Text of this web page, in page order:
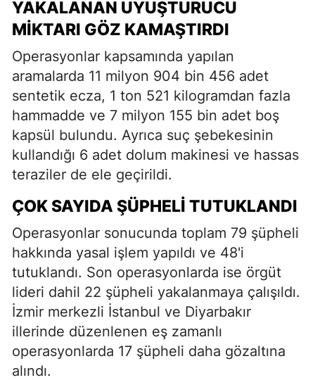
YAKALANAN UYUŞTURUCU
MIKTARI GÖZ KAMAŞTIRDI
Operasyonlar kapsamında yapılan
aramalarda 11 milyon 904 bin 456 adet
sentetik ecza, 1 ton 521 kilogramdan fazla
hammadde ve 7 milyon 155 bin adet boş
kapsül bulundu. Ayrıca suç şebekesinin
kullandığı 6 adet dolum makinesi ve hassas
teraziler de ele geçirildi.
ÇOK SAYIDA ŞÜPHELI TUTUKLANDI
Operasyonlar sonucunda toplam 79 şüpheli
hakkında yasal işlem yapıldı ve 48'i
tutuklandı. Son operasyonlarda ise örgüt
lideri dahil 22 şüpheli yakalanmaya çalışıldı.
İzmir merkezli İstanbul ve Diyarbakır
illerinde düzenlenen eş zamanlı
operasyonlarda 17 şüpheli daha gözaltına
alındı.